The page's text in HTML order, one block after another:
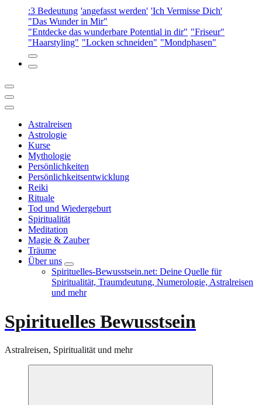
:3 Bedeutung 'angefasst werden' 'Ich Vermisse Dich'
"Das Wunder in Mir"
"Entdecke das wunderbare Potential in dir" "Friseur"
"Haarstyling" "Locken schneiden" "Mondphasen"
Astralreisen
Astrologie
Kurse
Mythologie
Persönlichkeiten
Persönlichkeitsentwicklung
Reiki
Rituale
Tod und Wiedergeburt
Spiritualität
Meditation
Magie & Zauber
Träume
Über uns
Spirituelles-Bewusstsein.net: Deine Quelle für
Spiritualität, Traumdeutung, Numerologie, Astralreisen
und mehr
Spirituelles Bewusstsein
Astralreisen, Spiritualität und mehr